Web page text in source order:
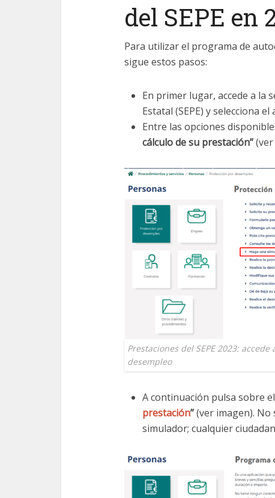
del SEPE en
Para utilizar el programa de
sigue estos pasos:
En primer lugar, accede a la
Estatal (SEPE) y selecciona el
Entre las opciones
cálculo de su prestación”
Prestaciones del SEPE 2023:
desempleo
A continuación pulsa sobre
prestación”(ver imagen). No
simulador; cualquier